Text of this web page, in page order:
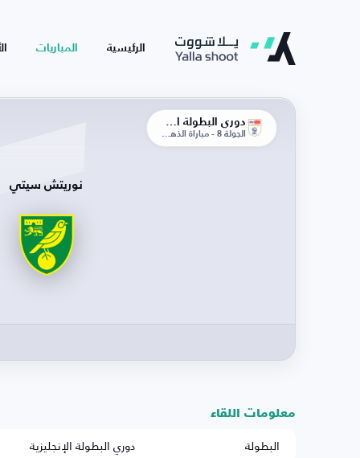
الرئيسية المباريات
الجولة 8 - مباراة الذهاب
نوريتش سيتي
معلومات اللقاء
البطولة
دوري البطولة الإنجليزية